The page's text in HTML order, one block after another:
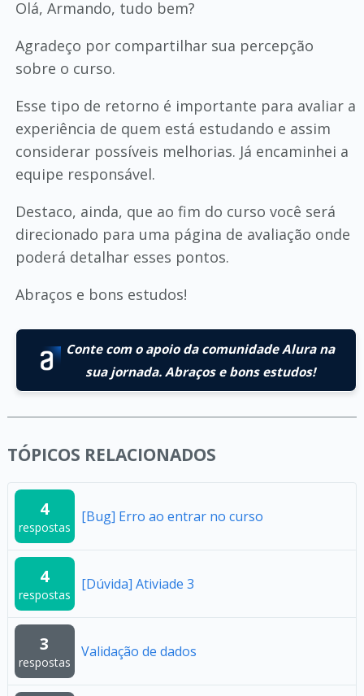
Olá, Armando, tudo bem?
Agradeço por compartilhar sua percepção
sobre o curso.
Esse tipo de retorno é importante para avaliar a
experiência de quem está estudando e assim
considerar possíveis melhorias. Já encaminhei a
equipe responsável.
Destaco, ainda, que ao fim do curso você será
direcionado para uma página de avaliação onde
poderá detalhar esses pontos.
Abraços e bons estudos!
Conte com o apoio da comunidade Alura na
sua jornada. Abraços e bons estudos!
TÓPICOS RELACIONADOS
4
respostas
[Bug] Erro ao entrar no curso
4
respostas
[Dúvida] Ativiade 3
3
respostas
Validação de dados